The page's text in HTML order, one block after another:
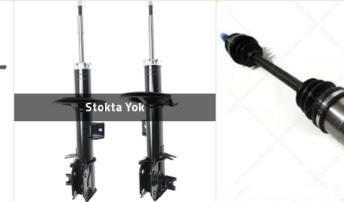
Stokta Yok